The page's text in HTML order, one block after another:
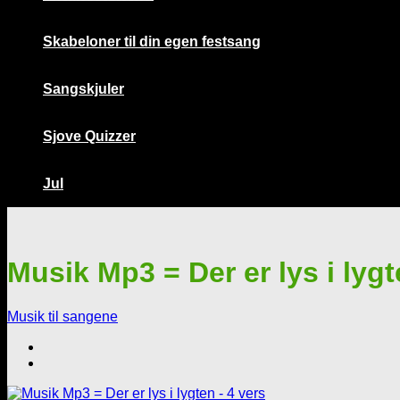
Skabeloner til din egen festsang
Sangskjuler
Sjove Quizzer
Jul
Musik Mp3 = Der er lys i
Musik til sangene